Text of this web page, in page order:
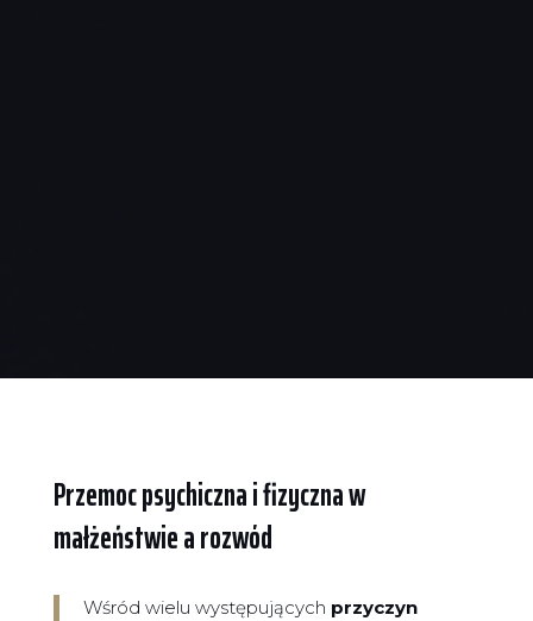
Przemoc psychiczna i fizyczna w
małżeństwie a rozwód
Wśród wielu występujących przyczyn